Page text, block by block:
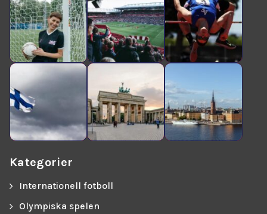
Kategorier
Internationell fotboll
Olympiska spelen